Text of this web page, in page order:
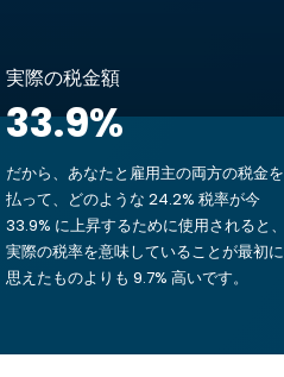
実際の税金額
33.9%
だから、あなたと雇用主の両方の税金を
払って、どのような 24.2% 税率が今
33.9% に上昇するために使用されると、
実際の税率を意味していることが最初に
思えたものよりも 9.7% 高いです。